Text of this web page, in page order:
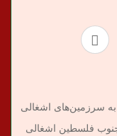
سرزمین‌های اشغالی
جنوب فلسطین اشغالی